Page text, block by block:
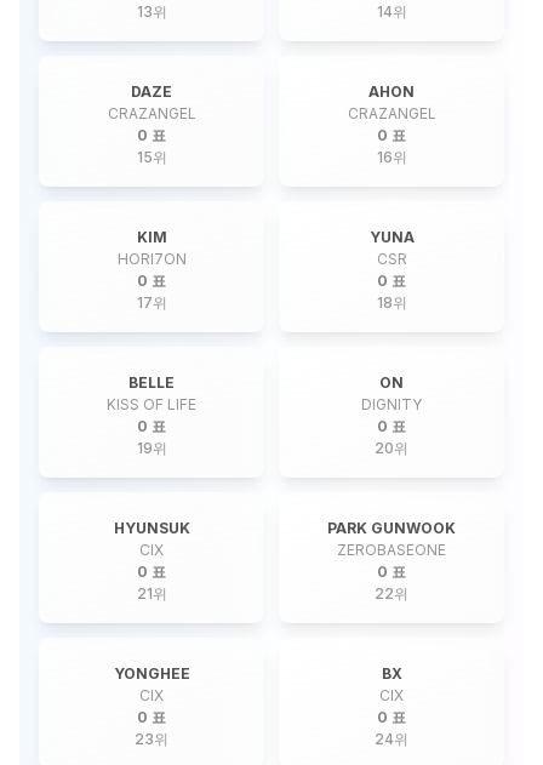
13위
14위
DAZE
CRAZANGEL
0 표
15위
AHON
CRAZANGEL
0 표
16위
KIM
HORI7ON
0 표
17위
YUNA
CSR
0 표
18위
BELLE
KISS OF LIFE
0 표
19위
ON
DIGNITY
0 표
20위
HYUNSUK
CIX
0 표
21위
PARK GUNWOOK
ZEROBASEONE
0 표
22위
YONGHEE
CIX
0 표
23위
BX
CIX
0 표
24위